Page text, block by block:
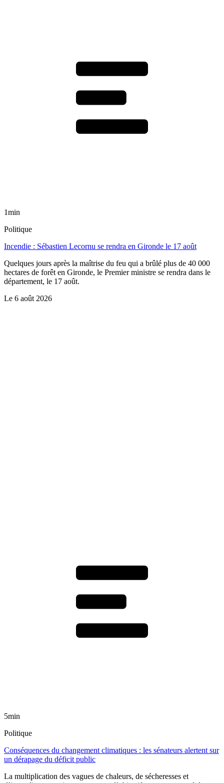
1min
Politique
Incendie : Sébastien Lecornu se rendra en Gironde le 17 août
Quelques jours après la maîtrise du feu qui a brûlé plus de 40 000
hectares de forêt en Gironde, le Premier ministre se rendra dans le
département, le 17 août.
Le 6 août 2026
5min
Politique
Conséquences du changement climatiques : les sénateurs alertent sur
un dérapage du déficit public
La multiplication des vagues de chaleurs, de sécheresses et